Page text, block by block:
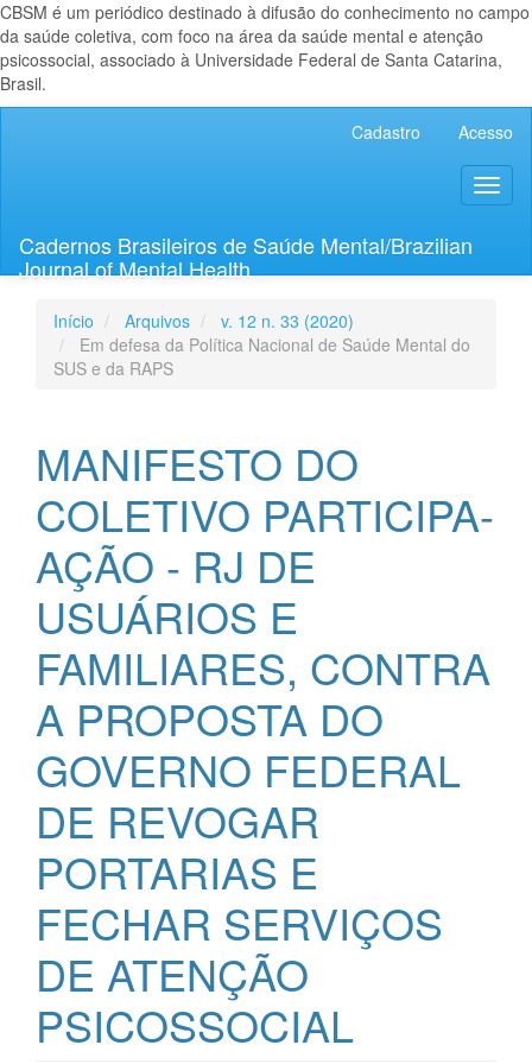
CBSM é um periódico destinado à difusão do conhecimento no campo
da saúde coletiva, com foco na área da saúde mental e atenção
psicossocial, associado à Universidade Federal de Santa Catarina,
Brasil.
Lateral
Cadastro Acesso
Cadernos Brasileiros de Saúde Mental/Brazilian
Journal of Mental Health
Início Arquivos
v. 12 n. 33 (2020)
Em defesa da Política Nacional de Saúde Mental do
SUS e da RAPS
MANIFESTO DO
COLETIVO PARTICIPA-
AÇÃO - RJ DE
USUÁRIOS E
FAMILIARES, CONTRA
A PROPOSTA DO
GOVERNO FEDERAL
DE REVOGAR
PORTARIAS E
FECHAR SERVIÇOS
DE ATENÇÃO
PSICOSSOCIAL